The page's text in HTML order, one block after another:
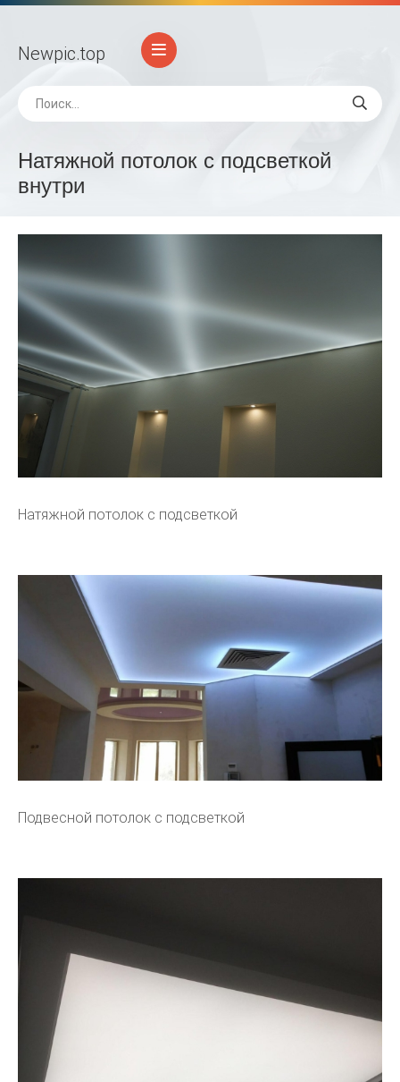
Newpic.top
Натяжной потолок с подсветкой
внутри
Натяжной потолок с подсветкой
Подвесной потолок с подсветкой